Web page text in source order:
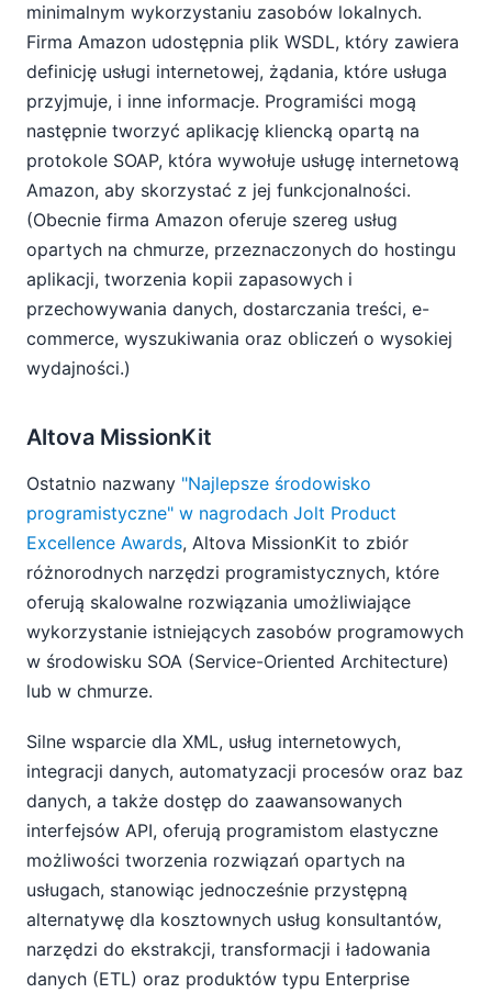
minimalnym wykorzystaniu zasobów lokalnych.
Firma Amazon udostępnia plik WSDL, który zawiera
definicję usługi internetowej, żądania, które usługa
przyjmuje, i inne informacje. Programiści mogą
następnie tworzyć aplikację kliencką opartą na
protokole SOAP, która wywołuje usługę internetową
Amazon, aby skorzystać z jej funkcjonalności.
(Obecnie firma Amazon oferuje szereg usług
opartych na chmurze, przeznaczonych do hostingu
aplikacji, tworzenia kopii zapasowych i
przechowywania danych, dostarczania treści, e-
commerce, wyszukiwania oraz obliczeń o wysokiej
wydajności.)
Altova MissionKit
Ostatnio nazwany "Najlepsze środowisko
programistyczne" w nagrodach Jolt Product
Excellence Awards, Altova MissionKit to zbiór
różnorodnych narzędzi programistycznych, które
oferują skalowalne rozwiązania umożliwiające
wykorzystanie istniejących zasobów programowych
w środowisku SOA (Service-Oriented Architecture)
lub w chmurze.
Silne wsparcie dla XML, usług internetowych,
integracji danych, automatyzacji procesów oraz baz
danych, a także dostęp do zaawansowanych
interfejsów API, oferują programistom elastyczne
możliwości tworzenia rozwiązań opartych na
usługach, stanowiąc jednocześnie przystępną
alternatywę dla kosztownych usług konsultantów,
narzędzi do ekstrakcji, transformacji i ładowania
danych (ETL) oraz produktów typu Enterprise